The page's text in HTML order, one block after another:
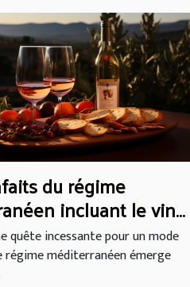
du régime
incluant le vin
quête incessante pour un mode
régime méditerranéen émerge